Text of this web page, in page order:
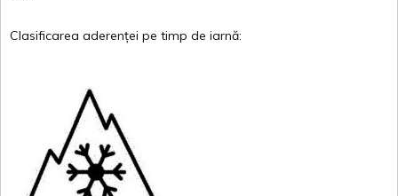
Clasificarea aderenței pe timp de iarnă: